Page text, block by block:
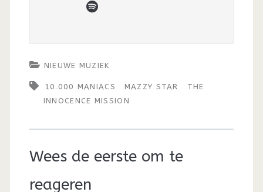
spotify
NIEUWE MUZIEK
10.000 MANIACS MAZZY STAR
THE
INNOCENCE MISSION
Wees de eerste om te
reageren